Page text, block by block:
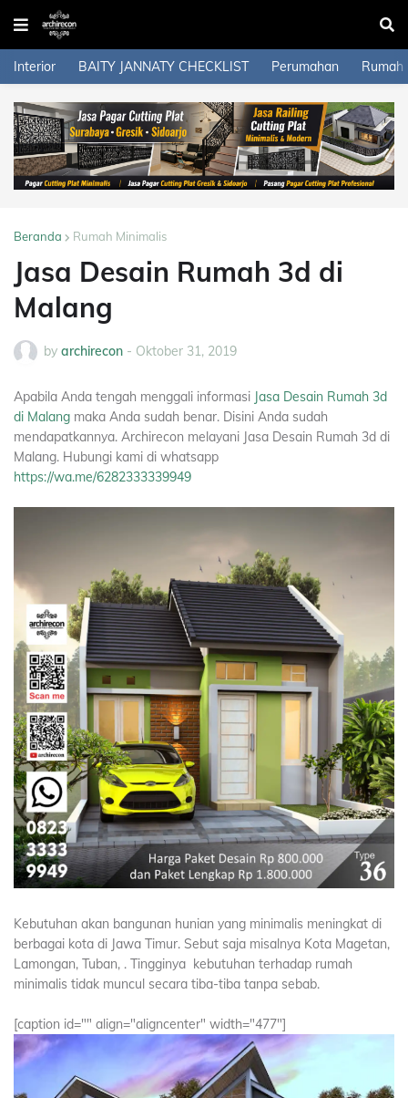
Interior BAITY JANNATY CHECKLIST Perumahan Rumah
Beranda Rumah Minimalis
Jasa Desain Rumah 3d di
Malang
by archirecon - Oktober 31, 2019
Apabila Anda tengah menggali informasi Jasa Desain Rumah 3d
di Malang maka Anda sudah benar. Disini Anda sudah
mendapatkannya. Archirecon melayani Jasa Desain Rumah 3d di
Malang. Hubungi kami di whatsapp
https://wa.me/6282333339949
Kebutuhan akan bangunan hunian yang minimalis meningkat di
berbagai kota di Jawa Timur. Sebut saja misalnya Kota Magetan,
Lamongan, Tuban, . Tingginya kebutuhan terhadap rumah
minimalis tidak muncul secara tiba-tiba tanpa sebab.
[caption id="" align="aligncenter" width="477"]